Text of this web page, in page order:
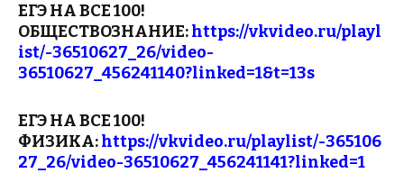
ЕГЭ НА ВСЕ 100!
ОБЩЕСТВОЗНАНИЕ:https://vkvideo.ru/playl
ist/-36510627_26/video-
36510627_456241140?linked=1&t=13s
ЕГЭ НА ВСЕ 100!
ФИЗИКА:https://vkvideo.ru/playlist/-365106
27_26/video-36510627_456241141?linked=1